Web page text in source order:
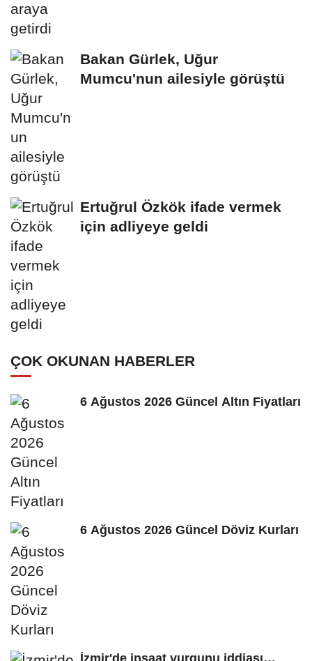
Bakan Gürlek, Uğur
Mumcu'nun ailesiyle görüştü
Ertuğrul Özkök ifade vermek
için adliyeye geldi
ÇOK OKUNAN HABERLER
6 Ağustos 2026 Güncel Altın Fiyatları
6 Ağustos 2026 Güncel Döviz Kurları
İzmir'de inşaat vurgunu iddiası…